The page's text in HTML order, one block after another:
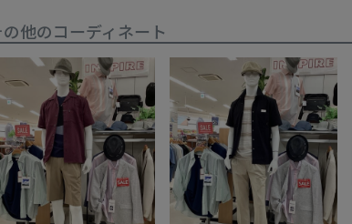
の他のコーディネート